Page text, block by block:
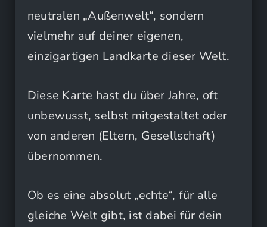
neutralen „Außenwelt“, sondern
vielmehr auf deiner eigenen,
einzigartigen Landkarte dieser Welt.
Diese Karte hast du über Jahre, oft
unbewusst, selbst mitgestaltet oder
von anderen (Eltern, Gesellschaft)
übernommen.
Ob es eine absolut „echte“, für alle
gleiche Welt gibt, ist dabei für dein